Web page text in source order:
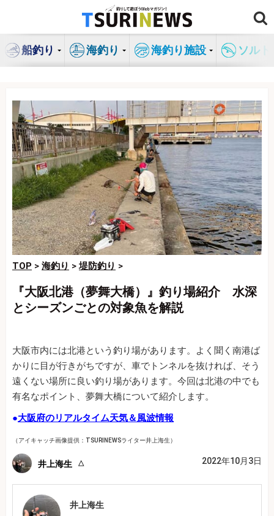
ン
船釣り 海釣り 海釣り施設 ソル
TOP > 海釣り >堤防釣り >
『大阪北港（夢舞大橋）』釣り場紹介 水深
とシーズンごとの対象魚を解説
大阪市内には北港という釣り場があります。よく聞く南港ば
かりに目が行きがちですが、車でトンネルを抜ければ、そう
遠くない場所に良い釣り場があります。今回は北港の中でも
有名なポイント、夢舞大橋について紹介します。
●大阪府のリアルタイム天気＆風波情報
（アイキャッチ画像提供：TSURINEWSライター井上海生）
井上海生 2022年10月3日
井上海生